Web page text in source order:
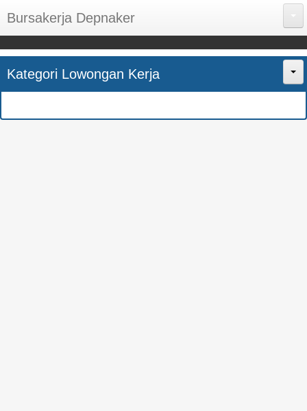
Bursakerja Depnaker
About Me
Disclaimer
Kategori Lowongan Kerja